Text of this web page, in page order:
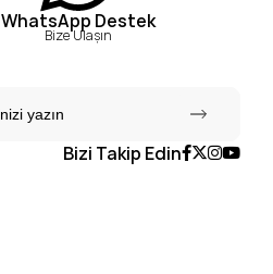
WhatsApp Destek
Bize Ulaşın
Bizi Takip Edin